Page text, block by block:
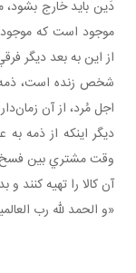
دَين بايد خارج بشود،
موجود است که
از اين به بعد ديگر
شخص زنده است، ذمه
اجل مُرد، از آن
ديگر اينکه از ذمه
وقت مشتري بين فسخ
آن کالا را تهيه کنند
«و الحمد لله رب